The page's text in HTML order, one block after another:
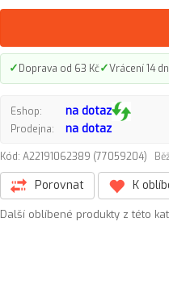
✓Doprava od 63 Kč✓Vrácení 14
Eshop: na dotaz
Prodejna: na dotaz
Kód: A22191062389 (77059204)
Porovnat K
Další oblíbené produkty z této